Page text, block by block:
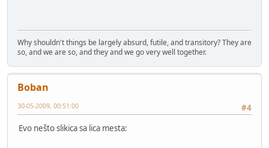
Why shouldn't things be largely absurd, futile, and transitory? They are
so, and we are so, and they and we go very well together.
Boban
#4
30-05-2009, 00:51:00
Evo nešto slikica sa lica mesta: